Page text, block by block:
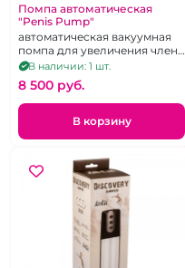
Помпа автоматическая
"Penis Pump"
автоматическая вакуумная
помпа для увеличения члена
перезаряжаемая
В наличии: 1 шт.
8 500 pуб.
В корзину